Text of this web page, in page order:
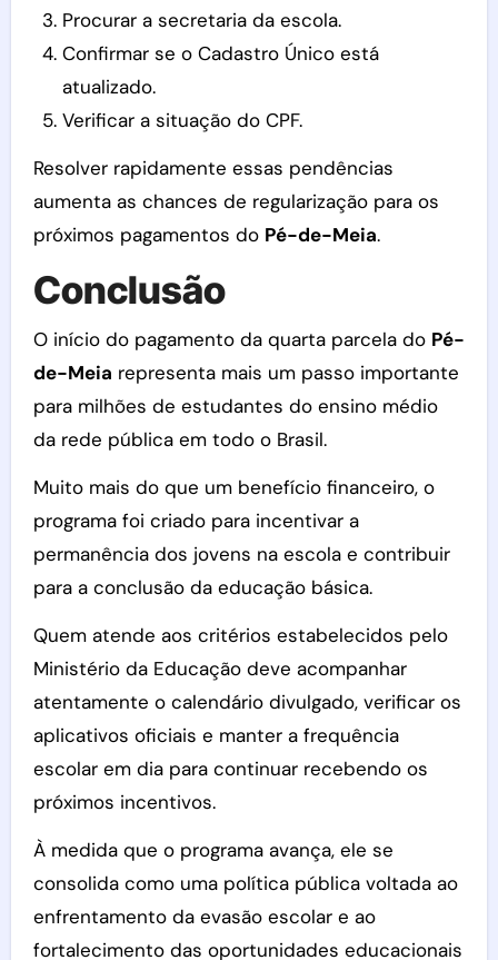
Procurar a secretaria da escola.
Confirmar se o Cadastro Único está
atualizado.
Verificar a situação do CPF.
Resolver rapidamente essas pendências
aumenta as chances de regularização para os
próximos pagamentos do Pé-de-Meia.
Conclusão
O início do pagamento da quarta parcela do Pé-
de-Meia representa mais um passo importante
para milhões de estudantes do ensino médio
da rede pública em todo o Brasil.
Muito mais do que um benefício financeiro, o
programa foi criado para incentivar a
permanência dos jovens na escola e contribuir
para a conclusão da educação básica.
Quem atende aos critérios estabelecidos pelo
Ministério da Educação deve acompanhar
atentamente o calendário divulgado, verificar os
aplicativos oficiais e manter a frequência
escolar em dia para continuar recebendo os
próximos incentivos.
À medida que o programa avança, ele se
consolida como uma política pública voltada ao
enfrentamento da evasão escolar e ao
fortalecimento das oportunidades educacionais